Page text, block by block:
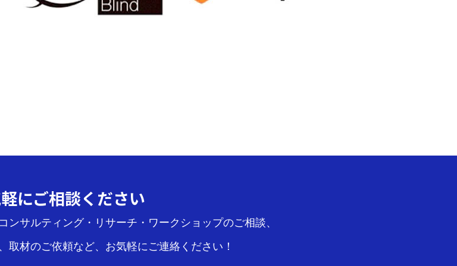
にご相談ください
ンサルティング・リサーチ・ワークショップのご相談、
取材のご依頼など、お気軽にご連絡ください！